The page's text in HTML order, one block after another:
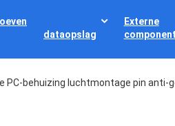
dataopslag
Externe
PC-behuizing luchtmontage pin anti-